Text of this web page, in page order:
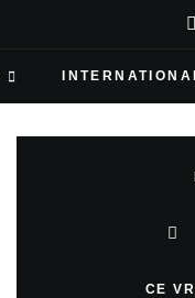
CE